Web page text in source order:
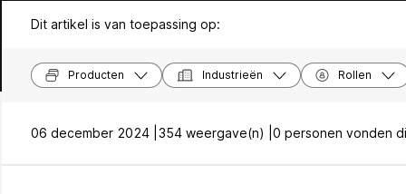
Dit artikel is van toepassing op:
Producten Industrieën Rollen
06 december 2024 | 354 weergave(n) | 0 personen vonden